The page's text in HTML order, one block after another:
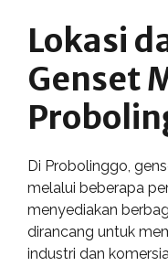
Lokasi
Genset
Di Probolinggo,
melalui beberapa
menyediakan
dirancang untuk
industri dan